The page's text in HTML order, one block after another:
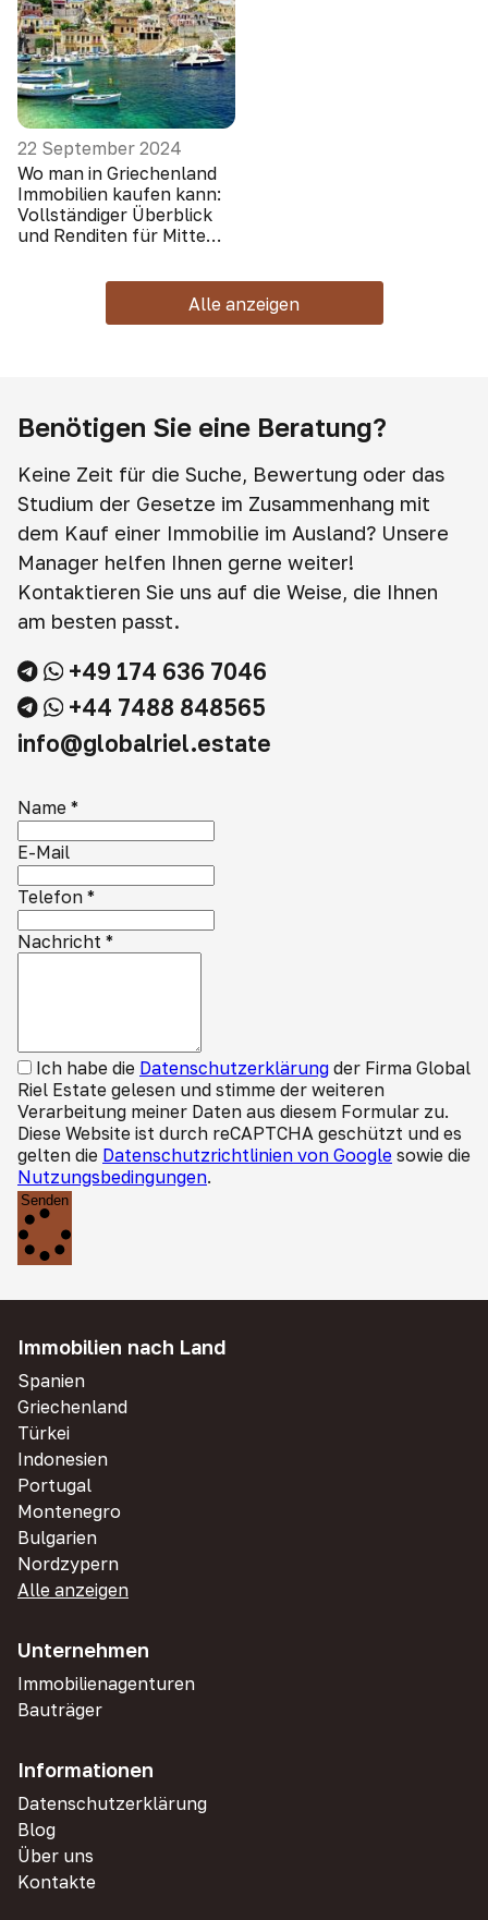
22 September 2024
Wo man in Griechenland
Immobilien kaufen kann:
Vollständiger Überblick
und Renditen für Mitte
Alle anzeigen
Benötigen Sie eine Beratung?
Keine Zeit für die Suche, Bewertung oder das
Studium der Gesetze im Zusammenhang mit
dem Kauf einer Immobilie im Ausland? Unsere
Manager helfen Ihnen gerne weiter!
Kontaktieren Sie uns auf die Weise, die Ihnen
am besten passt.
+49 174 636 7046
+44 7488 848565
info@globalriel.estate
Name *
E-Mail
Telefon *
Nachricht *
Ich habe die Datenschutzerklärung der Firma Global
Riel Estate gelesen und stimme der weiteren
Verarbeitung meiner Daten aus diesem Formular zu.
Diese Website ist durch reCAPTCHA geschützt und es
gelten die Datenschutzrichtlinien von Google sowie die
Nutzungsbedingungen.
Senden
Immobilien nach Land
Spanien
Griechenland
Türkei
Indonesien
Portugal
Montenegro
Bulgarien
Nordzypern
Alle anzeigen
Unternehmen
Immobilienagenturen
Bauträger
Informationen
Datenschutzerklärung
Blog
Über uns
Kontakte